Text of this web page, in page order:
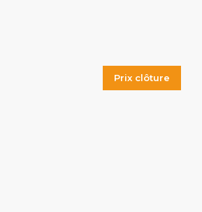
Prix clôture